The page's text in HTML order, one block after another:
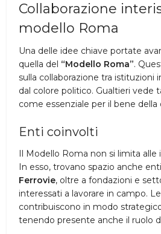
Collaborazione
modello Roma
Una delle idee chiave portate
quella del “Modello Roma”.
sulla collaborazione tra
dal colore politico. Gualtieri vede
come essenziale per il bene della
Enti coinvolti
Il Modello Roma non si limita alle
In esso, trovano spazio anche
Ferrovie, oltre a fondazioni e
interessati a lavorare in campo.
contribuiscono in modo
tenendo presente anche il ruolo